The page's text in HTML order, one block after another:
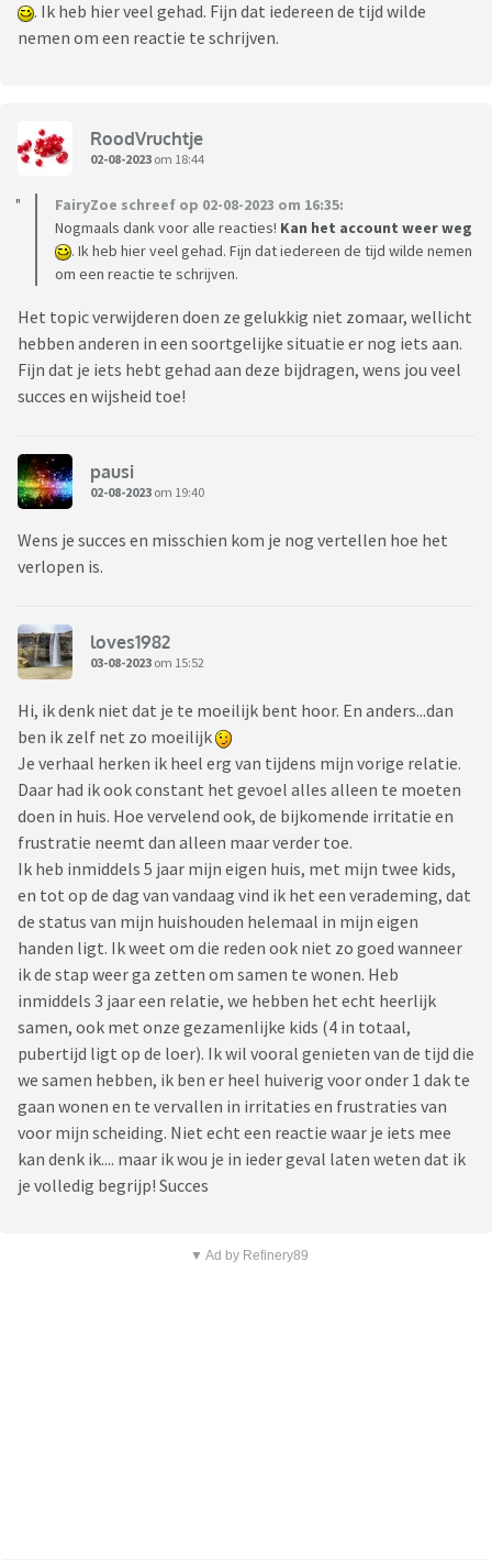
. Ik heb hier veel gehad. Fijn dat iedereen de tijd wilde
nemen om een reactie te schrijven.
RoodVruchtje
02-08-2023 om 18:44
FairyZoe schreef op 02-08-2023 om 16:35:
Nogmaals dank voor alle reacties! Kan het account weer weg
. Ik heb hier veel gehad. Fijn dat iedereen de tijd wilde nemen
om een reactie te schrijven.
Het topic verwijderen doen ze gelukkig niet zomaar, wellicht
hebben anderen in een soortgelijke situatie er nog iets aan.
Fijn dat je iets hebt gehad aan deze bijdragen, wens jou veel
succes en wijsheid toe!
pausi
02-08-2023 om 19:40
Wens je succes en misschien kom je nog vertellen hoe het
verlopen is.
loves1982
03-08-2023 om 15:52
Hi, ik denk niet dat je te moeilijk bent hoor. En anders...dan
ben ik zelf net zo moeilijk
Je verhaal herken ik heel erg van tijdens mijn vorige relatie.
Daar had ik ook constant het gevoel alles alleen te moeten
doen in huis. Hoe vervelend ook, de bijkomende irritatie en
frustratie neemt dan alleen maar verder toe.
Ik heb inmiddels 5 jaar mijn eigen huis, met mijn twee kids,
en tot op de dag van vandaag vind ik het een verademing, dat
de status van mijn huishouden helemaal in mijn eigen
handen ligt. Ik weet om die reden ook niet zo goed wanneer
ik de stap weer ga zetten om samen te wonen. Heb
inmiddels 3 jaar een relatie, we hebben het echt heerlijk
samen, ook met onze gezamenlijke kids (4 in totaal,
pubertijd ligt op de loer). Ik wil vooral genieten van de tijd die
we samen hebben, ik ben er heel huiverig voor onder 1 dak te
gaan wonen en te vervallen in irritaties en frustraties van
voor mijn scheiding. Niet echt een reactie waar je iets mee
kan denk ik.... maar ik wou je in ieder geval laten weten dat ik
je volledig begrijp! Succes
▼ Ad by Refinery89